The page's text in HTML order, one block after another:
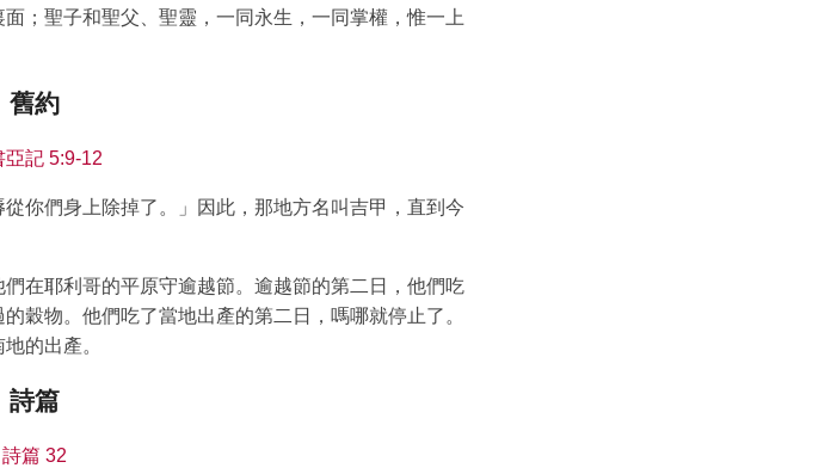
；聖子和聖父、聖靈，一同永生，一同掌權，惟一上
舊約
亞記 5:9-12
你們身上除掉了。」因此，那地方名叫吉甲，直到今
在耶利哥的平原守逾越節。逾越節的第二日，他們吃
穀物。他們吃了當地出產的第二日，嗎哪就停止了。
的出產。
詩篇
詩篇 32